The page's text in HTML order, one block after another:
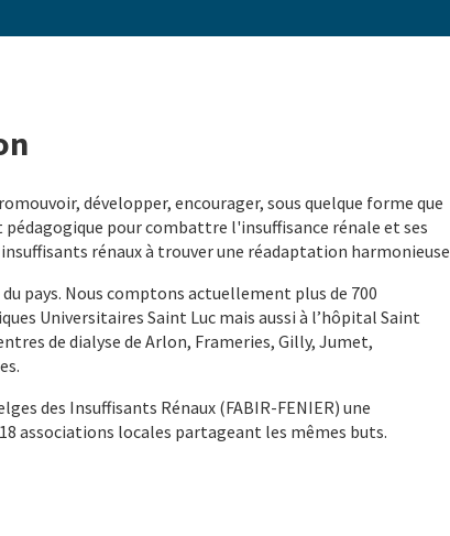
développer, encourager, sous quelque forme que
pour combattre l'insuffisance rénale et ses
rénaux à trouver une réadaptation harmonieuse
pays. Nous comptons actuellement plus de 700
Universitaires Saint Luc mais aussi à l’hôpital Saint
de dialyse de Arlon, Frameries, Gilly, Jumet,
des Insuffisants Rénaux (FABIR-FENIER) une
associations locales partageant les mêmes buts.